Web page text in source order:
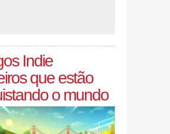
Indie
que estão
o mundo